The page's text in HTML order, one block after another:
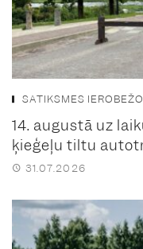
SATIKSMES
14. augustā uz
ķieģeļu tiltu
31.07.2026